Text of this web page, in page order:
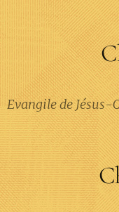
Evangile de Jésus-